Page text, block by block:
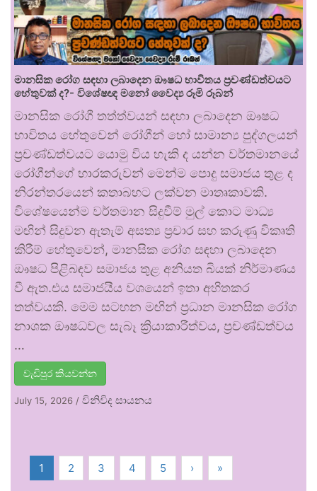
මානසික රෝග සඳහා ලබාදෙන ඖෂධ භාවිතය ප්‍රචණ්ඩත්වයට
හේතුවක් ද?- විශේෂඥ මනෝ වෛද්‍ය රූමි රූබන්
මානසික රෝගී තත්ත්වයන් සඳහා ලබාදෙන ඖෂධ
භාවිතය හේතුවෙන් රෝගීන් හෝ සාමාන්‍ය පුද්ගලයන්
ප්‍රචණ්ඩත්වයට යොමු විය හැකි ද යන්න වර්තමානයේ
රෝගීන්ගේ භාරකරුවන් මෙන්ම පොදු සමාජය තුළ ද
නිරන්තරයෙන් කතාබහට ලක්වන මාතෘකාවකි.
විශේෂයෙන්ම වර්තමාන සිදුවීම් මුල් කොට මාධ්‍ය
මඟින් සිදුවන ඇතැම් අසත්‍ය ප්‍රචාර සහ කරුණු විකෘති
කිරීම් හේතුවෙන්, මානසික රෝග සඳහා ලබාදෙන
ඖෂධ පිළිබඳව සමාජය තුළ අනියත බියක් නිර්මාණය
වී ඇත.එය සමාජයීය වශයෙන් ඉතා අහිතකර
තත්වයකි. මෙම සටහන මඟින් ප්‍රධාන මානසික රෝග
නාශක ඖෂධවල සැබෑ ක්‍රියාකාරීත්වය, ප්‍රචණ්ඩත්වය
…
වැඩිපුර කියවන්න
July 15, 2026 / විනිවිද සායනය
1 2 3 4 5 › »